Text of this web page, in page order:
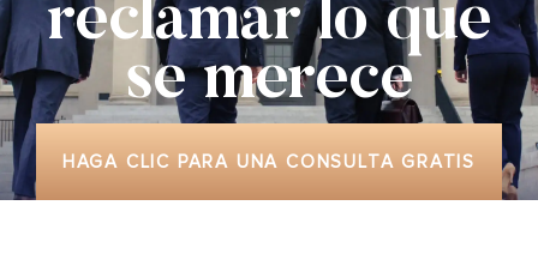
reclamar lo que
se merece
HAGA CLIC PARA UNA CONSULTA GRATIS